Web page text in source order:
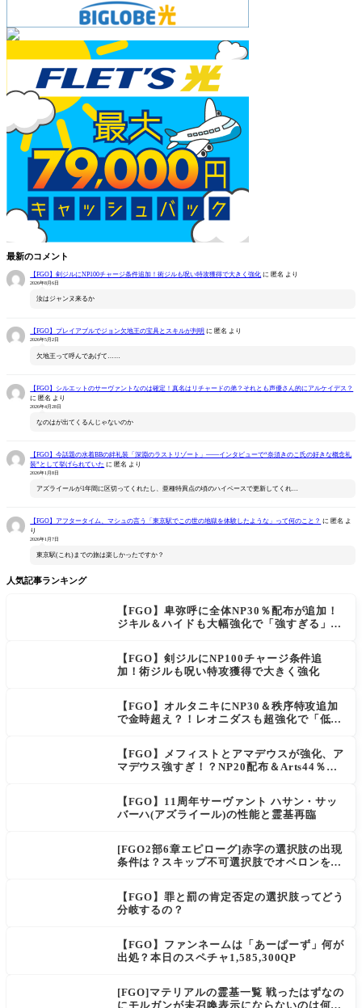
最新のコメント
【FGO】剣ジルにNP100チャージ条件追加！術ジルも呪い特攻獲得で大きく強化 に 匿名 より
2026年8月6日
汝はジャンヌ来るか
【FGO】プレイアブルでジョン欠地王の宝具とスキルが判明 に 匿名 より
2026年5月2日
欠地王って呼んであげて……
【FGO】シルエットのサーヴァントなのは確定！真名はリチャードの弟？それとも声優さん的にアルケイデス？
に 匿名 より
2026年4月28日
なのはが出てくるんじゃないのか
【FGO】今話題の水着BBの絆礼装「深淵のラストリゾート」――インタビューで“奈須きのこ氏の好きな概念礼
装”として挙げられていた に 匿名 より
2026年1月8日
アズライールが1年間に区切ってくれたし、亜種特異点の頃のハイペースで更新してくれ…
【FGO】アフタータイム、マシュの言う「東京駅でこの世の地獄を体験したような」って何のこと？ に 匿名 よ
り
2026年1月7日
東京駅(これ)までの旅は楽しかったですか？
人気記事ランキング
【FGO】卑弥呼に全体NP30％配布が追加！
ジキル＆ハイドも大幅強化で「強すぎる」の
【FGO】剣ジルにNP100チャージ条件追
加！術ジルも呪い特攻獲得で大きく強化
【FGO】オルタニキにNP30＆秩序特攻追加
で金時超え？！レオニダスも超強化で「低レ
【FGO】メフィストとアマデウスが強化、ア
マデウス強すぎ！？NP20配布＆Arts44％強
【FGO】11周年サーヴァント ハサン・サッ
バーハ(アズライール)の性能と霊基再臨
[FGO2部6章エピローグ]赤字の選択肢の出現
条件は？スキップ不可選択肢でオベロンを疑
【FGO】罪と罰の肯定否定の選択肢ってどう
分岐するの？
【FGO】ファンネームは「あーぱーず」何が
出処？本日のスペチャ1,585,300QP
[FGO]マテリアルの霊基一覧 戦ったはずなの
にモルガンが未召喚表示にならないのは何